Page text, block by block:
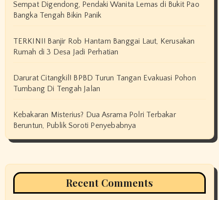
Sempat Digendong, Pendaki Wanita Lemas di Bukit Pao
Bangka Tengah Bikin Panik
TERKINI! Banjir Rob Hantam Banggai Laut, Kerusakan
Rumah di 3 Desa Jadi Perhatian
Darurat Citangkil! BPBD Turun Tangan Evakuasi Pohon
Tumbang Di Tengah Jalan
Kebakaran Misterius? Dua Asrama Polri Terbakar
Beruntun, Publik Soroti Penyebabnya
Recent Comments